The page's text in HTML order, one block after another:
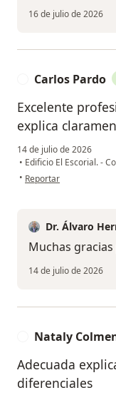
16 de julio de 2026
Carlos Pardo
Excelente
explica
14 de julio de 2026
• Edificio El Escorial. -
• en opinión del usuario
Reportar
Dr. Álvaro
Muchas
14 de julio de 2026
Nataly
Adecuada
diferenciales